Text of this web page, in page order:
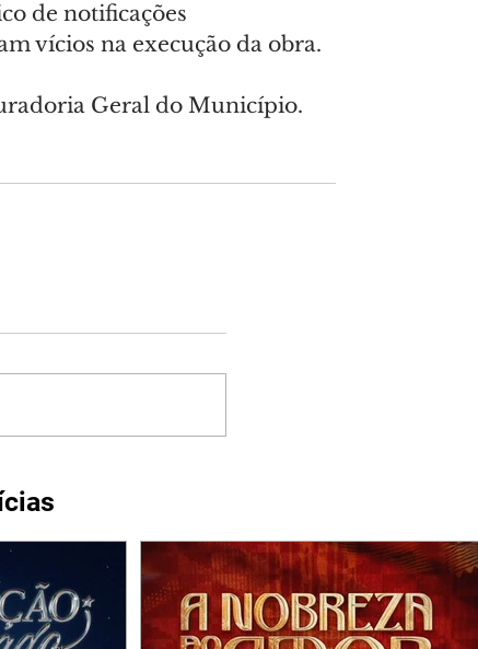
de notificações
vícios na execução da obra.
Geral do Município.